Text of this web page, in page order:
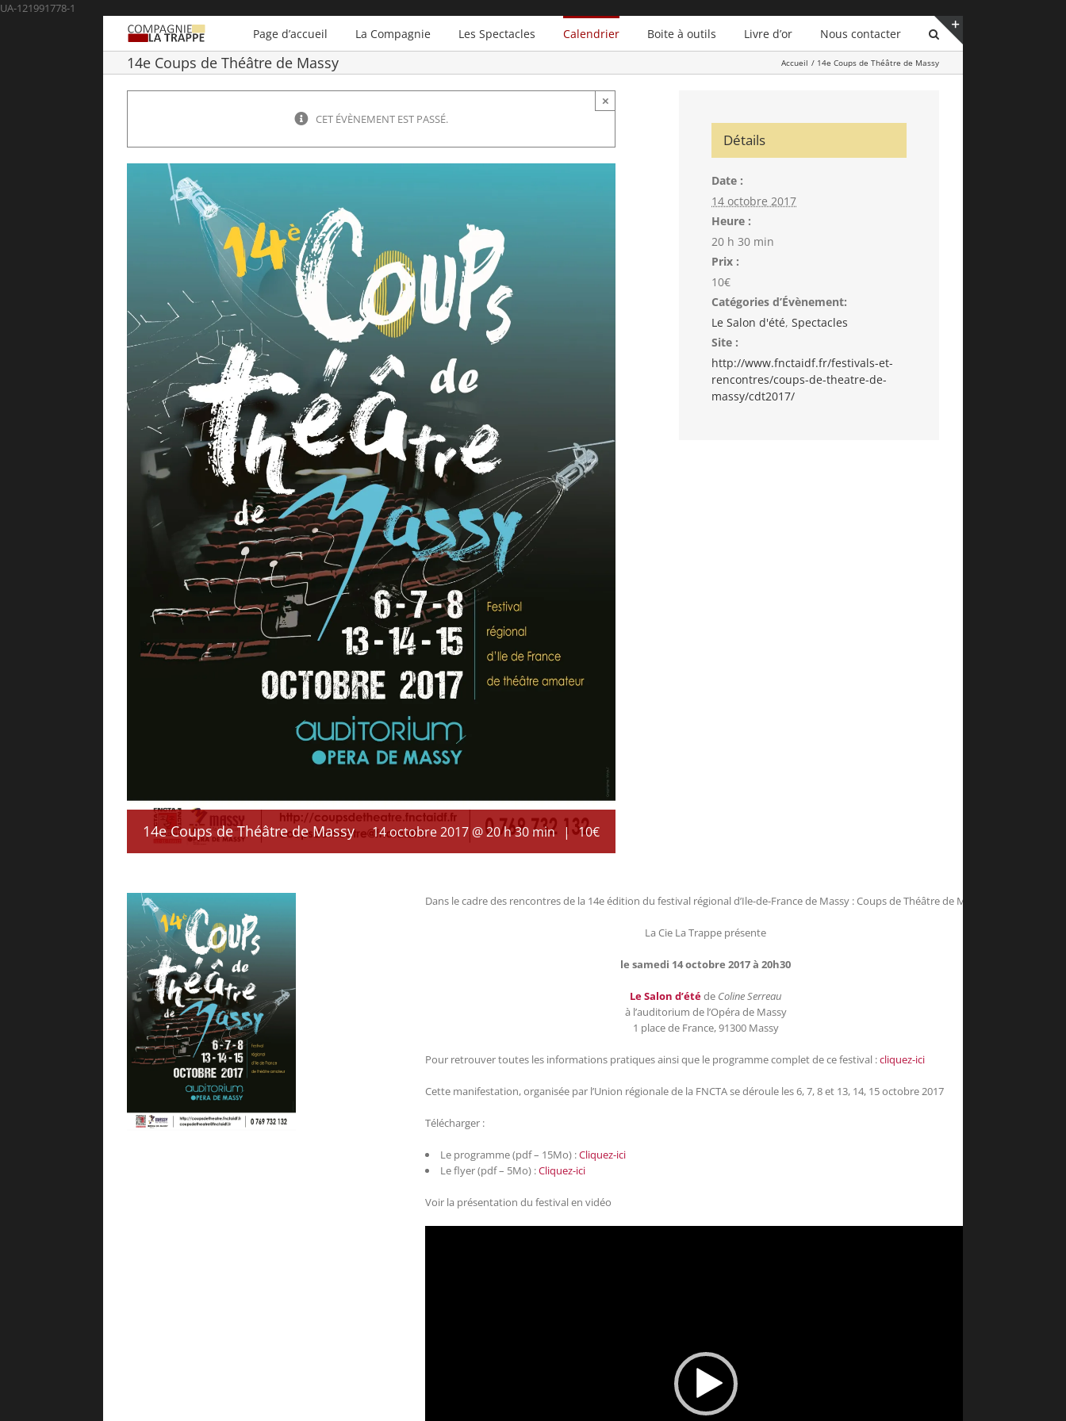
UA-121991778-1
Page d’accueil La Compagnie Les Spectacles Calendrier Boite à outils Livre d’or Nous contacter
14e Coups de Théâtre de Massy Accueil 14e Coups de Théâtre de Massy
CET ÉVÈNEMENT EST PASSÉ.
×
14e Coups de Théâtre de Massy 14 octobre 2017 @ 20 h 30 min | 10€
Dans le cadre des rencontres de la 14e édition du festival régional d’Ile-de-France de Massy : Coups de Théâtre de Massy
La Cie La Trappe présente
le samedi 14 octobre 2017 à 20h30
Le Salon d’étéde Coline Serreau
à l’auditorium de l’Opéra de Massy
1 place de France, 91300 Massy
Pour retrouver toutes les informations pratiques ainsi que le programme complet de ce festival :cliquez-ici
Cette manifestation, organisée par l’Union régionale de la FNCTA se déroule les 6, 7, 8 et 13, 14, 15 octobre 2017
Télécharger :
Le programme (pdf – 15Mo) :Cliquez-ici
Le flyer (pdf – 5Mo) :Cliquez-ici
Voir la présentation du festival en vidéo
Détails
Date :
14 octobre 2017
Heure :
20 h 30 min
Prix :
10€
Catégories d’Évènement:
Le Salon d'été,Spectacles
Site :
http://www.fnctaidf.fr/festivals-et-
rencontres/coups-de-theatre-de-
massy/cdt2017/
Bascule